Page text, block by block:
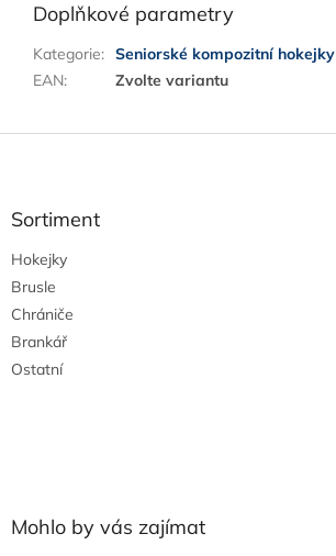
Doplňkové parametry
Kategorie: Seniorské kompozitní hokejky
EAN: Zvolte variantu
Sortiment
Hokejky
Brusle
Chrániče
Brankář
Ostatní
Mohlo by vás zajímat